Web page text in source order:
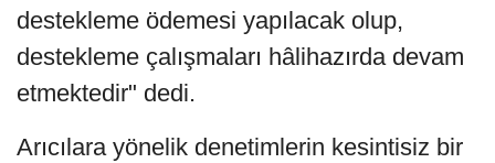
destekleme ödemesi yapılacak olup,
destekleme çalışmaları hâlihazırda devam
etmektedir" dedi.
Arıcılara yönelik denetimlerin kesintisiz bir